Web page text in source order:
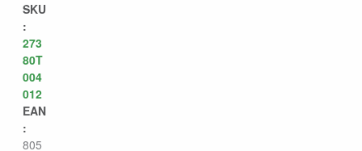
SKU
:
273
80T
004
012
EAN
:
805